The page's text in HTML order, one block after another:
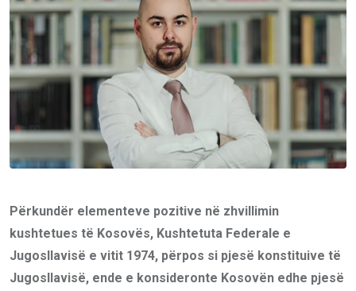
Përkundër elementeve pozitive në zhvillimin
kushtetues të Kosovës, Kushtetuta Federale e
Jugosllavisë e vitit 1974, përpos si pjesë konstituive të
Jugosllavisë, ende e konsideronte Kosovën edhe pjesë